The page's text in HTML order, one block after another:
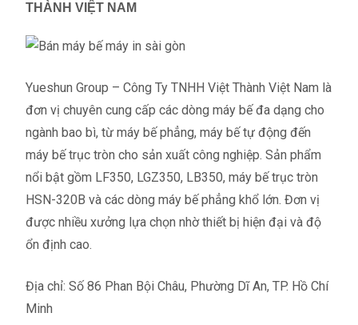
THÀNH VIỆT NAM
Yueshun Group – Công Ty TNHH Việt Thành Việt Nam là
đơn vị chuyên cung cấp các dòng máy bế đa dạng cho
ngành bao bì, từ máy bế phẳng, máy bế tự động đến
máy bế trục tròn cho sản xuất công nghiệp. Sản phẩm
nổi bật gồm LF350, LGZ350, LB350, máy bế trục tròn
HSN-320B và các dòng máy bế phẳng khổ lớn. Đơn vị
được nhiều xưởng lựa chọn nhờ thiết bị hiện đại và độ
ổn định cao.
Địa chỉ: Số 86 Phan Bội Châu, Phường Dĩ An, TP. Hồ Chí
Minh